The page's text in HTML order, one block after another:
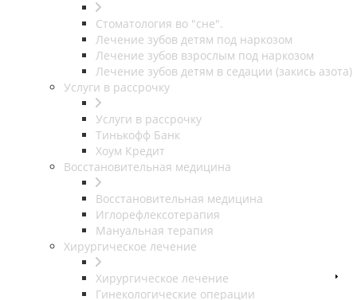
Стоматология во "сне".
Лечение зубов детям под наркозом
Лечение зубов взрослым под наркозом
Лечение зубов детям в седации (закись азота)
Услуги в рассрочку
Услуги в рассрочку
Тинькофф Банк
Хоум Кредит
Восстановительная медицина
Восстановительная медицина
Иглорефлексотерапия
Мануальная терапия
Хирургическое лечение
Хирургическое лечение
Гинекологические операции